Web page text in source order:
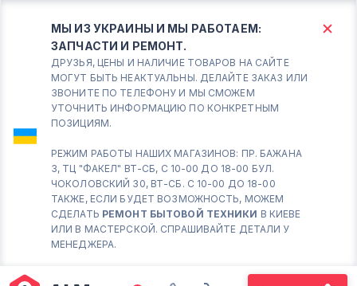
МЫ ИЗ УКРАИНЫ И МЫ РАБОТАЕМ:
ЗАПЧАСТИ И РЕМОНТ.
ДРУЗЬЯ, ЦЕНЫ И НАЛИЧИЕ ТОВАРОВ НА САЙТЕ
МОГУТ БЫТЬ НЕАКТУАЛЬНЫ. ДЕЛАЙТЕ ЗАКАЗ ИЛИ
ЗВОНИТЕ ПО ТЕЛЕФОНУ И МЫ СМОЖЕМ
УТОЧНИТЬ ИНФОРМАЦИЮ ПО КОНКРЕТНЫМ
ПОЗИЦИЯМ.
РЕЖИМ РАБОТЫ НАШИХ МАГАЗИНОВ: ПР. БАЖАНА
3, ТЦ "ФАКЕЛ" ВТ-СБ, С 10-00 ДО 18-00 БУЛ.
ЧОКОЛОВСКИЙ 30, ВТ-СБ. С 10-00 ДО 18-00
ТАКЖЕ, ЕСЛИ БУДЕТ ВОЗМОЖНОСТЬ, МОЖЕМ
СДЕЛАТЬ РЕМОНТ БЫТОВОЙ ТЕХНИКИ В КИЕВЕ
ИЛИ В МАСТЕРСКОЙ. СПРАШИВАЙТЕ ДЕТАЛИ У
МЕНЕДЖЕРА.
КИЕВ БОРИСПОЛЬ
Вт.- Сб.
10:00 - 18:00
Соломенский район - ВТ-
СБ. с 10-00 до 18-00
(098) 672 76 42
(063) 722 37 14